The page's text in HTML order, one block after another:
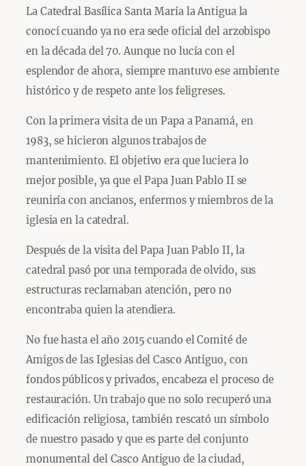
La Catedral Basílica Santa María la Antigua la
conocí cuando ya no era sede oficial del arzobispo
en la década del 70. Aunque no lucía con el
esplendor de ahora, siempre mantuvo ese ambiente
histórico y de respeto ante los feligreses.
Con la primera visita de un Papa a Panamá, en
1983, se hicieron algunos trabajos de
mantenimiento. El objetivo era que luciera lo
mejor posible, ya que el Papa Juan Pablo II se
reuniría con ancianos, enfermos y miembros de la
iglesia en la catedral.
Después de la visita del Papa Juan Pablo II, la
catedral pasó por una temporada de olvido, sus
estructuras reclamaban atención, pero no
encontraba quien la atendiera.
No fue hasta el año 2015 cuando el Comité de
Amigos de las Iglesias del Casco Antiguo, con
fondos públicos y privados, encabeza el proceso de
restauración. Un trabajo que no solo recuperó una
edificación religiosa, también rescató un símbolo
de nuestro pasado y que es parte del conjunto
monumental del Casco Antiguo de la ciudad,